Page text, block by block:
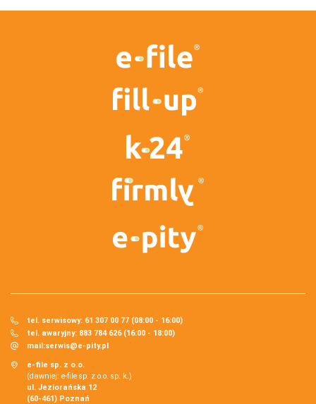
tel. serwisowy: 61 307 00 77 (08:00 - 16:00)
tel. awaryjny: 883 784 626 (16:00 - 18:00)
mail:serwis@e-pity.pl
e-file sp. z o.o.
(dawniej: e-file sp. z o.o. sp. k.)
ul. Jeziorańska 12
(60-461) Poznań